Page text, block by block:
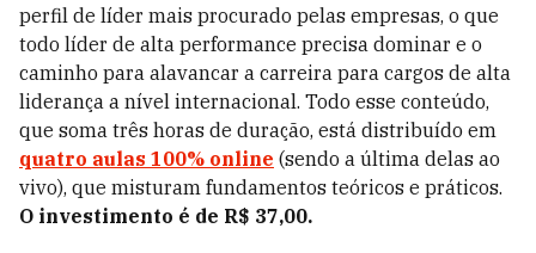
perfil de líder mais procurado pelas empresas, o que
todo líder de alta performance precisa dominar e o
caminho para alavancar a carreira para cargos de alta
liderança a nível internacional. Todo esse conteúdo,
que soma três horas de duração, está distribuído em
quatro aulas 100% online (sendo a última delas ao
vivo), que misturam fundamentos teóricos e práticos.
O investimento é de R$ 37,00.